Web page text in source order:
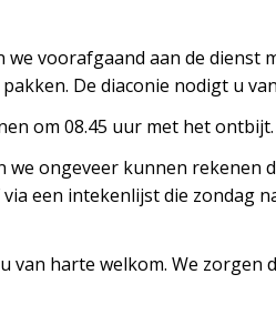
we voorafgaand aan de dienst
De diaconie nodigt u
om 08.45 uur met het ontbijt.
ongeveer kunnen rekenen
een intekenlijst die zondag
van harte welkom. We zorgen